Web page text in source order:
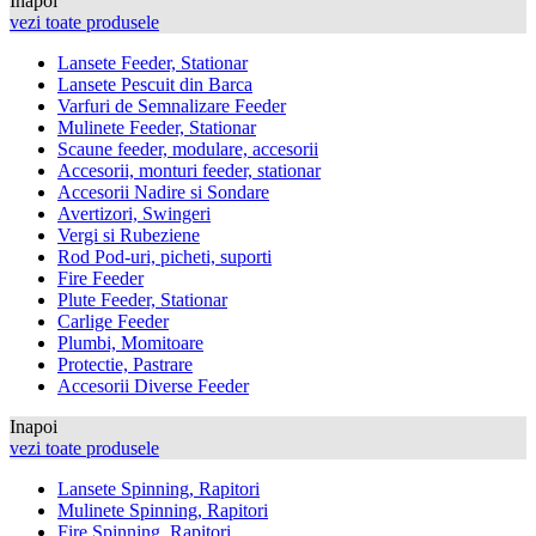
vezi toate produsele
Lansete Feeder, Stationar
Lansete Pescuit din Barca
Varfuri de Semnalizare Feeder
Mulinete Feeder, Stationar
Scaune feeder, modulare, accesorii
Accesorii, monturi feeder, stationar
Accesorii Nadire si Sondare
Avertizori, Swingeri
Vergi si Rubeziene
Rod Pod-uri, picheti, suporti
Fire Feeder
Plute Feeder, Stationar
Carlige Feeder
Plumbi, Momitoare
Protectie, Pastrare
Accesorii Diverse Feeder
Inapoi
vezi toate produsele
Lansete Spinning, Rapitori
Mulinete Spinning, Rapitori
Fire Spinning, Rapitori